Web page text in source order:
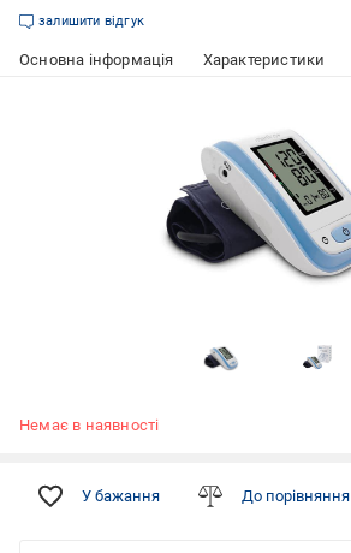
залишити відгук
Основна інформація Характеристики
Немає в наявності
У бажання До порівняння